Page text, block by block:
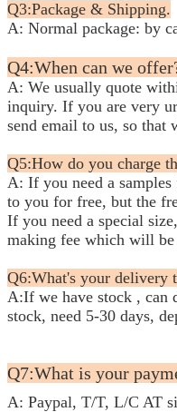
Q3:Package & Shipping.
A: Normal package: by
Q4:When can we
A: We usually quote
inquiry. If you are very
send email to us, so that
Q5:How do you charge
A: If you need a
to you for free, but the
If you need a special
making fee which will be
Q6:What's your delivery
A:If we have stock ,
stock, need 5-30 days,
Q7:What is your
A: Paypal, T/T, L/C AT